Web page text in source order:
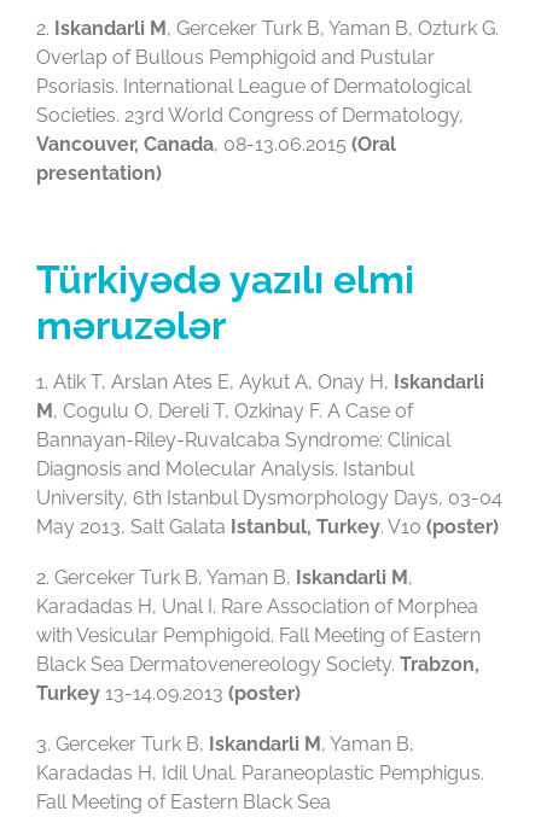
2. Iskandarli M, Gerceker Turk B, Yaman B, Ozturk G.
Overlap of Bullous Pemphigoid and Pustular
Psoriasis. International League of Dermatological
Societies. 23rd World Congress of Dermatology,
Vancouver, Canada, 08-13.06.2015 (Oral
presentation)
Türkiyədə yazılı elmi
məruzələr
1. Atik T, Arslan Ates E, Aykut A, Onay H, Iskandarli
M, Cogulu O, Dereli T, Ozkinay F. A Case of
Bannayan-Riley-Ruvalcaba Syndrome: Clinical
Diagnosis and Molecular Analysis. Istanbul
University, 6th Istanbul Dysmorphology Days, 03-04
May 2013, Salt Galata Istanbul, Turkey. V10 (poster)
2. Gerceker Turk B, Yaman B, Iskandarli M,
Karadadas H, Unal I. Rare Association of Morphea
with Vesicular Pemphigoid. Fall Meeting of Eastern
Black Sea Dermatovenereology Society. Trabzon,
Turkey 13-14.09.2013 (poster)
3. Gerceker Turk B, Iskandarli M, Yaman B,
Karadadas H, Idil Unal. Paraneoplastic Pemphigus.
Fall Meeting of Eastern Black Sea